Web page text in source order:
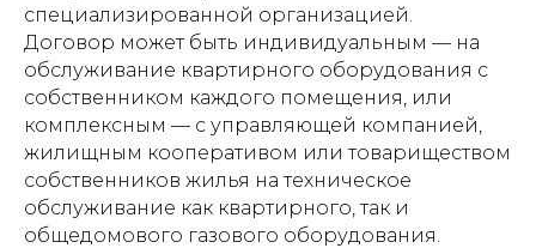
специализированной организацией.
Договор может быть индивидуальным — на
обслуживание квартирного оборудования с
собственником каждого помещения, или
комплексным — с управляющей компанией,
жилищным кооперативом или товариществом
собственников жилья на техническое
обслуживание как квартирного, так и
общедомового газового оборудования.